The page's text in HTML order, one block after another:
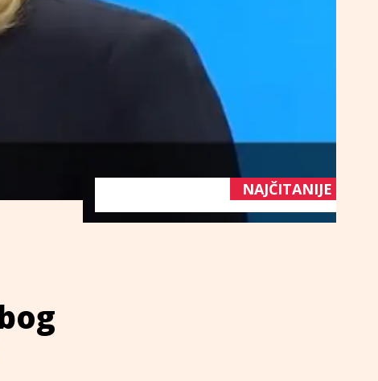
NAJČITANIJE